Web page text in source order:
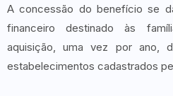
A concessão do benefício se
financeiro destinado às
aquisição, uma vez por ano,
estabelecimentos cadastrados